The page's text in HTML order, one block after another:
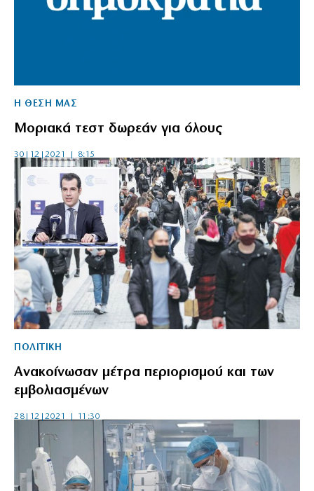
Η ΘΕΣΗ ΜΑΣ
Μοριακά τεστ δωρεάν για όλους
30|12|2021 | 8:15
ΠΟΛΙΤΙΚΗ
Ανακοίνωσαν μέτρα περιορισμού και των
εμβολιασμένων
28|12|2021 | 11:30